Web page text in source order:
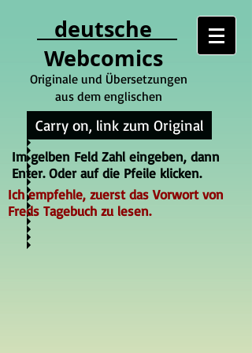
deutsche
Webcomics
Originale und Übersetzungen
aus dem englischen
Carry on, link zum Original
Im gelben Feld Zahl eingeben, dann
Enter. Oder auf die Pfeile klicken.
Ich empfehle, zuerst das Vorwort von
Freds Tagebuch zu lesen.